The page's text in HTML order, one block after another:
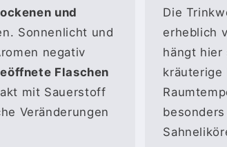
und
Sonnenlicht und
negativ
Flaschen
mit Sauerstoff
Veränderungen
Die
erheblich
hängt hier
kräuterige
besonders